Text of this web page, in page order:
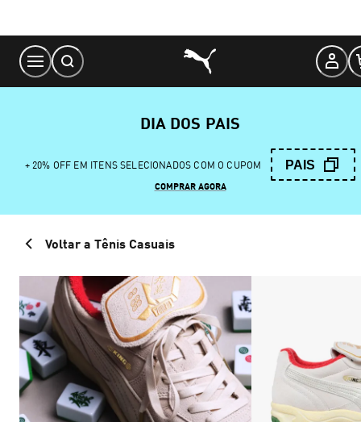
Content
DIA DOS PAIS
+ 20% OFF EM ITENS SELECIONADOS COM O CUPOM PAIS
COMPRAR AGORA
Voltar a Tênis Casuais